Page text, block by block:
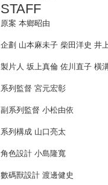
STAFF
原案 本鄉昭由
企劃 山本麻未子 柴田洋史 井
製片人 坂上真倫 佐川直子 橫
系列監督 宮元宏彰
副系列監督 小松由依
系列構成 山口亮太
角色設計 小島隆寬
數碼獸設計 渡邊健史